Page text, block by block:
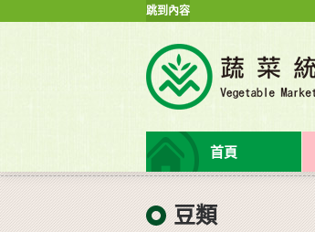
跳到內容
首頁
豆類